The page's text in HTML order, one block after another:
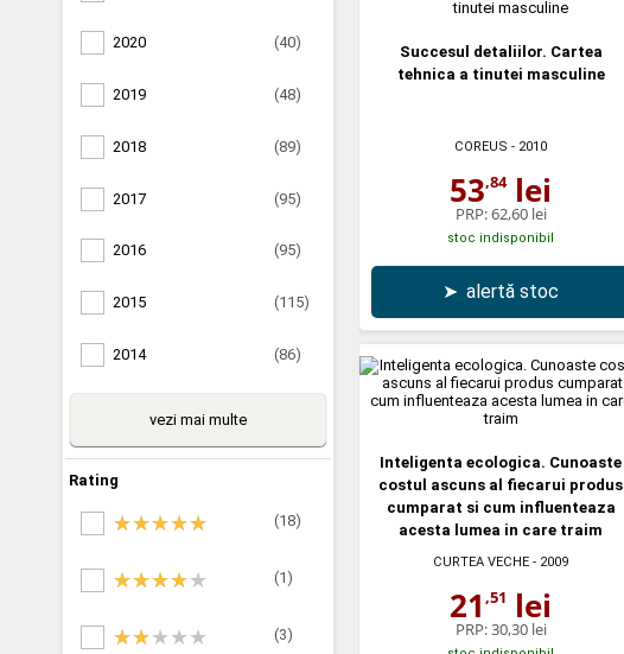
2020 (40)
2019 (48)
2018 (89)
2017 (95)
2016 (95)
2015 (115)
2014 (86)
vezi mai multe
Rating
(18)
(1)
(3)
Succesul detaliilor. Cartea
tehnica a tinutei masculine
COREUS - 2010
53,84lei
PRP:62,60 lei
stoc indisponibil
➤ alertă stoc
Inteligenta ecologica. Cunoaste
costul ascuns al fiecarui produs
cumparat si cum influenteaza
acesta lumea in care traim
CURTEA VECHE - 2009
21 ,51 lei
PRP:30,30 lei